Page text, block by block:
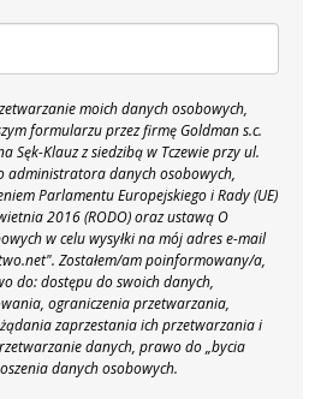
moich danych osobowych,
formularzu przez firmę Goldman s.c.
Sęk-Klauz z siedzibą w Tczewie przy ul.
administratora danych osobowych,
Parlamentu Europejskiego i Rady (UE)
2016 (RODO) oraz ustawą O
w celu wysyłki na mój adres e-mail
Zostałem/am poinformowany/a,
do: dostępu do swoich danych,
ograniczenia przetwarzania,
zaprzestania ich przetwarzania i
danych, prawo do „bycia
danych osobowych.